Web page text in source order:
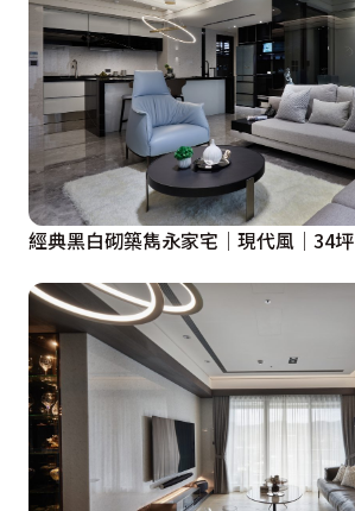
經典黑白砌築雋永家宅│現代風│34坪